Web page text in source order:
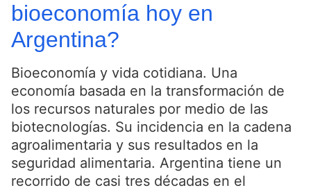
bioeconomía hoy en
Argentina?
Bioeconomía y vida cotidiana. Una
economía basada en la transformación de
los recursos naturales por medio de las
biotecnologías. Su incidencia en la cadena
agroalimentaria y sus resultados en la
seguridad alimentaria. Argentina tiene un
recorrido de casi tres décadas en el